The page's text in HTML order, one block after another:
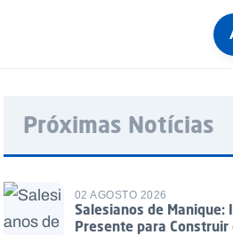
Próximas Notícias
02 AGOSTO 2026
Salesianos de Manique:
Presente para Construir